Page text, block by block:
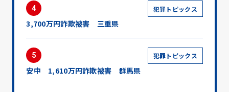
4 犯罪トピックス
3,700万円詐欺被害 三重県
5 犯罪トピックス
安中 1,610万円詐欺被害 群馬県